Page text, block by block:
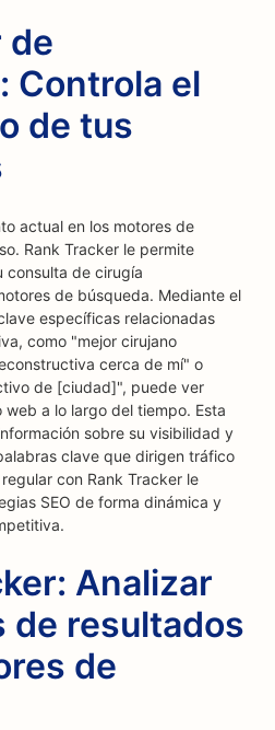
de
Controla el
de tus
actual en los motores de
Rank Tracker le permite
consulta de cirugía
de búsqueda. Mediante el
específicas relacionadas
como "mejor cirujano
cerca de mí" o
de [ciudad]", puede ver
a lo largo del tiempo. Esta
sobre su visibilidad y
clave que dirigen tráfico
con Rank Tracker le
SEO de forma dinámica y
Analizar
de resultados
de